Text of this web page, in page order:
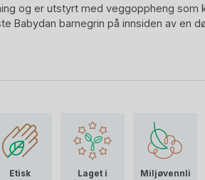
og er utstyrt med veggoppheng som
Babydan barnegrin på innsiden av en
om karmer eller vegger ikke står
når man har besøk, eller har gått over
selve grinden laget av miljøvennlig
oppheng.
– Sikkerhet
barnegrind er skapt for å gi ditt barn den
Etisk
Laget i
Miljøvennli